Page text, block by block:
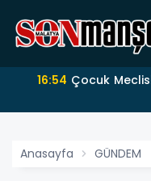
16:54 Çocuk
Anasayfa GÜNDEM